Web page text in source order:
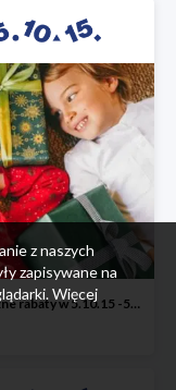
Świąteczne rabaty w 5.10.15 -50%
z naszych
zapisywane na
Więcej